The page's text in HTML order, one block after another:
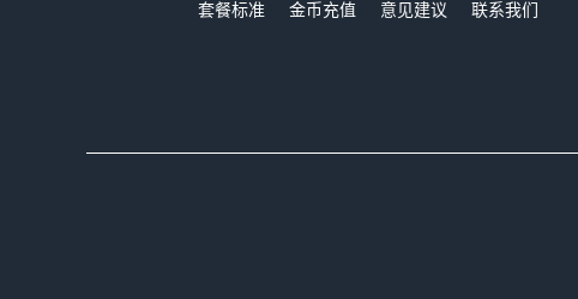
套餐标准
金币充值 意见建议 联系我们